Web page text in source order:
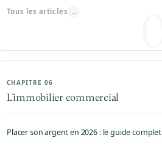
Tous les articles →
CHAPITRE 06
L'immobilier commercial
Placer son argent en 2026 : le guide complet